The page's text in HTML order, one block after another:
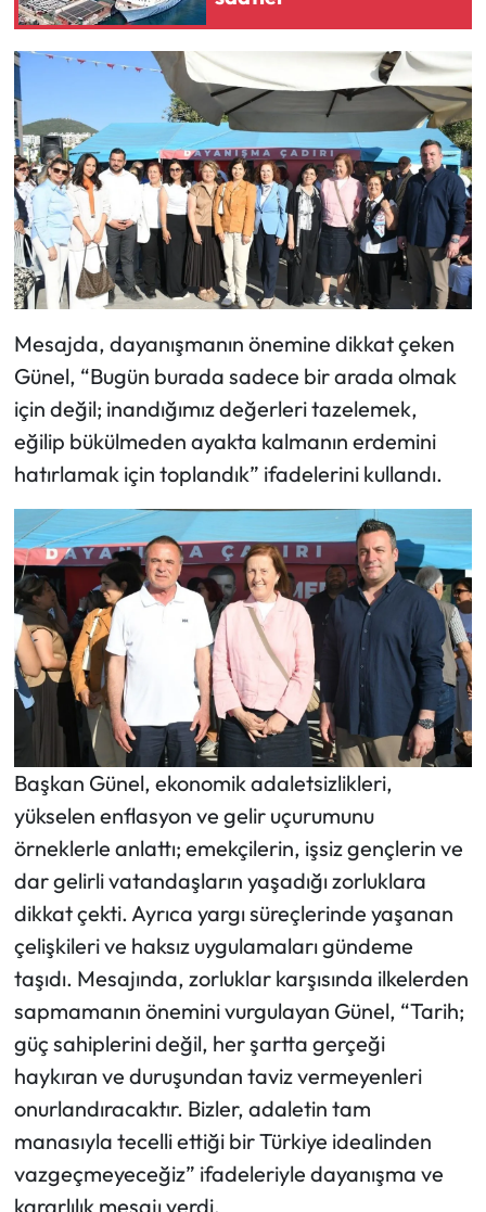
Mesajda, dayanışmanın önemine dikkat çeken
Günel, “Bugün burada sadece bir arada olmak
için değil; inandığımız değerleri tazelemek,
eğilip bükülmeden ayakta kalmanın erdemini
hatırlamak için toplandık” ifadelerini kullandı.
Başkan Günel, ekonomik adaletsizlikleri,
yükselen enflasyon ve gelir uçurumunu
örneklerle anlattı; emekçilerin, işsiz gençlerin ve
dar gelirli vatandaşların yaşadığı zorluklara
dikkat çekti. Ayrıca yargı süreçlerinde yaşanan
çelişkileri ve haksız uygulamaları gündeme
taşıdı. Mesajında, zorluklar karşısında ilkelerden
sapmamanın önemini vurgulayan Günel, “Tarih;
güç sahiplerini değil, her şartta gerçeği
haykıran ve duruşundan taviz vermeyenleri
onurlandıracaktır. Bizler, adaletin tam
manasıyla tecelli ettiği bir Türkiye idealinden
vazgeçmeyeceğiz” ifadeleriyle dayanışma ve
kararlılık mesajı verdi.